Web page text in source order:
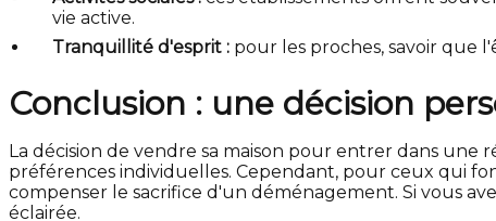
vie active.
Tranquillité d'esprit : pour les proches, savoir que
Conclusion : une décision
La décision de vendre sa maison pour entrer dans
préférences individuelles. Cependant, pour ceux qui
compenser le sacrifice d'un déménagement. Si vous
éclairée.